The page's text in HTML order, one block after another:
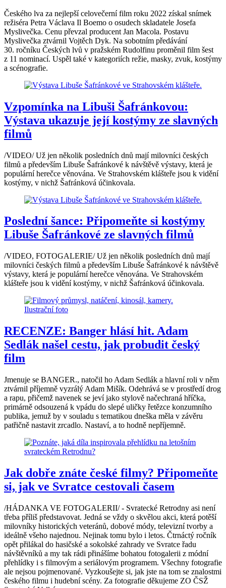
Českého lva za nejlepší celovečerní film roku 2022 získal snímek
režiséra Petra Václava Il Boemo o osudech skladatele Josefa
Myslivečka. Cenu převzal producent Jan Macola. Postavu
Myslivečka ztvárnil Vojtěch Dyk. Na sobotním předávání
30. ročníku Českých lvů v pražském Rudolfinu proměnil film šest
z 11 nominací. Uspěl také v kategoriích režie, masky, zvuk, kostýmy
a scénografie.
Vzpomínka na Libuši Šafránkovou:
Výstava ukazuje její kostýmy ze slavných
filmů
/VIDEO/ Už jen několik posledních dnů mají milovníci českých
filmů a především Libuše Šafránkové k návštěvě výstavy, která je
populární herečce věnována. Ve Strahovském klášteře jsou k vidění
kostýmy, v nichž Šafránková účinkovala.
Poslední šance: Připomeňte si kostýmy
Libuše Šafránkové ze slavných filmů
/VIDEO, FOTOGALERIE/ Už jen několik posledních dnů mají
milovníci českých filmů a především Libuše Šafránkové k návštěvě
výstavy, která je populární herečce věnována. Ve Strahovském
klášteře jsou k vidění kostýmy, v nichž Šafránková účinkovala.
RECENZE: Banger hlásí hit. Adam
Sedlák našel cestu, jak probudit český
film
Jmenuje se BANGER., natočil ho Adam Sedlák a hlavní roli v něm
ztvárnil příjemně vyzrálý Adam Mišík. Odehrává se v prostředí drog
a rapu, přičemž navenek se jeví jako stylově načechraná hříčka,
primárně odsouzená k vpádu do slepé uličky řetězce konzumního
publika, jemuž by v souladu s tematikou dneška měla v závěru
patřičně nastavit zrcadlo. Nastaví, a to hodně nepříjemně.
Jak dobře znáte české filmy? Připomeňte
si, jak ve Svratce cestovali časem
/HÁDANKA VE FOTOGALERII/ - Svratecké Retrodny asi není
třeba příliš představovat. Jedná se vždy o skvělou akci, která potěší
milovníky historických veteránů, dobové módy, televizní tvorby a
ideálně všeho najednou. Nejinak tomu bylo i letos. Čtrnáctý ročník
opět přilákal do hasičské a sokolské zahrady ve Svratce řadu
návštěvníků a my tak rádi přinášíme bohatou fotogalerii z módní
přehlídky i s filmovým a seriálovým programem. Všechny fotografie
ale nejsou pojmenované. Vyzkoušejte si, jak jste na tom se znalostmi
českého filmu i hudební scény. Za fotografie děkujeme ZO ČSŽ